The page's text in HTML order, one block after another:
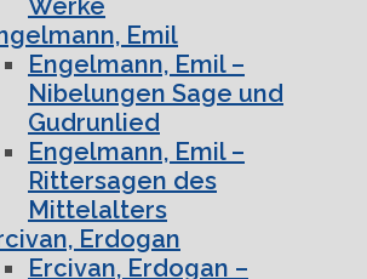
Emil
Engelmann, Emil –
Nibelungen Sage und
Gudrunlied
Engelmann, Emil –
Rittersagen des
Mittelalters
Erdogan
Ercivan, Erdogan –